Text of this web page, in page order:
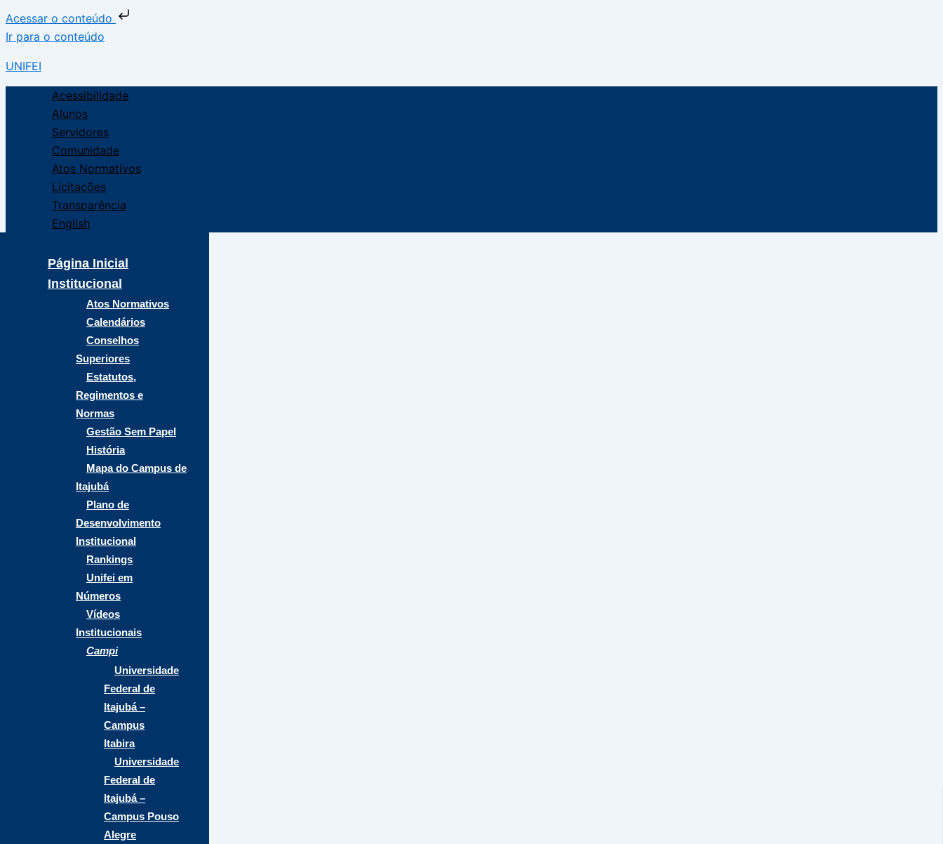
Acessar o conteúdo
Ir para o conteúdo
UNIFEI
Acessibilidade
Alunos
Servidores
Comunidade
Atos Normativos
Licitações
Transparência
English
Página Inicial
Institucional
Atos Normativos
Calendários
Conselhos
Superiores
Estatutos,
Regimentos e
Normas
Gestão Sem Papel
História
Mapa do Campus de
Itajubá
Plano de
Desenvolvimento
Institucional
Rankings
Unifei em
Números
Vídeos
Institucionais
Campi
Universidade
Federal de
Itajubá –
Campus
Itabira
Universidade
Federal de
Itajubá –
Campus Pouso
Alegre